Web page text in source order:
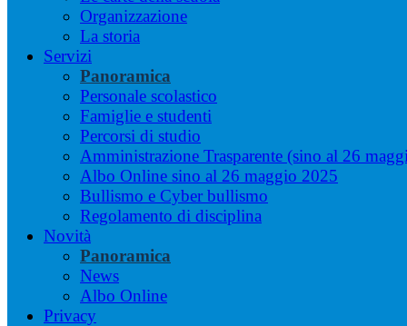
Organizzazione
La storia
Servizi
Panoramica
Personale scolastico
Famiglie e studenti
Percorsi di studio
Amministrazione Trasparente (sino al 26
Albo Online sino al 26 maggio 2025
Bullismo e Cyber bullismo
Regolamento di disciplina
Novità
Panoramica
News
Albo Online
Privacy